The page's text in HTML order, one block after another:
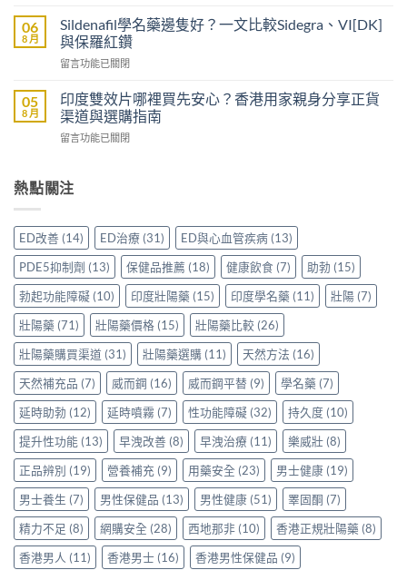
麼？
香
用
分
享
正
道、
價
與
真
實
使
用
心
得〉
中
以
買
到
威
鋼
嗎？
港
購
必
讀
的
注
意
事
項〉
中
威
大
樂
威
評
價：
雙
效
加
配
方，
香
港
用
家
真
實
使
用
心
得〉
中
06
8 月
Sildenafil學名藥邊隻好？一文比較Sidegra、VI[DK]
與保羅紅鑽
在
學
名
藥
邊
一
較
Sidegra、
VI[DK]
與
保
羅
紅
鑽〉
中
留言功能已關閉
05
8 月
印度雙效片哪裡買先安心？香港用家親身分享正貨
渠道與選購指南
在
雙
效
哪
裡
買
先
安
心？
香
港
用
家
親
身
分
享
正
貨
渠
道
與
選
購
指
留言功能已關閉
熱點關注
ED改善 (14) ED治療 (31) ED與心血管疾病 (13)
PDE5抑制劑 (13) 保健品推薦 (18) 健康飲食 (7) 助勃 (15)
勃起功能障礙 (10) 印度壯陽藥 (15) 印度學名藥 (11) 壯陽 (7)
壯陽藥 (71) 壯陽藥價格 (15) 壯陽藥比較 (26)
壯陽藥購買渠道 (31) 壯陽藥選購 (11) 天然方法 (16)
天然補充品 (7) 威而鋼 (16) 威而鋼平替 (9) 學名藥 (7)
延時助勃 (12) 延時噴霧 (7) 性功能障礙 (32) 持久度 (10)
提升性功能 (13) 早洩改善 (8) 早洩治療 (11) 樂威壯 (8)
正品辨別 (19) 營養補充 (9) 用藥安全 (23) 男士健康 (19)
男士養生 (7) 男性保健品 (13) 男性健康 (51) 睪固酮 (7)
精力不足 (8) 網購安全 (28) 西地那非 (10) 香港正規壯陽藥 (8)
香港男人 (11) 香港男士 (16) 香港男性保健品 (9)